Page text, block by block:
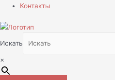
Контакты
Искать
×